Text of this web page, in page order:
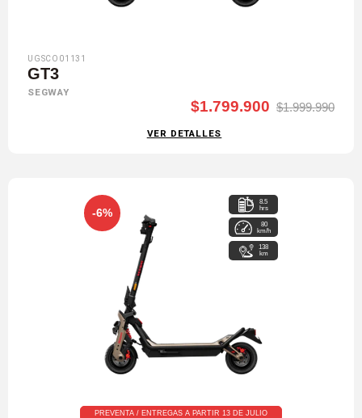
UGSCO01131
GT3
SEGWAY
$1.799.900 $1.999.990
VER DETALLES
-6%
8.5
hrs
80
km/h
138
km
PREVENTA / ENTREGAS A PARTIR 13 DE JULIO